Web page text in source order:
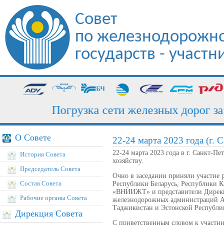
Совет
по
государств -
Погрузка сети железных дорог за
О Совете
История Совета
Председатель Совета
Состав Совета
Рабочие органы Совета
Дирекция Совета
22-24 марта 2023 года (г.
22-24 марта 2023 года в г. Санкт-
хозяйству.
Очно в заседании приняли участие
Республики Беларусь, Республики
«ВНИИЖТ» и представители
железнодорожных администраций
Таджикистан и Эстонской
С приветственным словом к